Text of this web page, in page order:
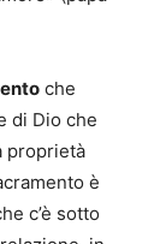
che
di Dio che
proprietà
è
c’è sotto